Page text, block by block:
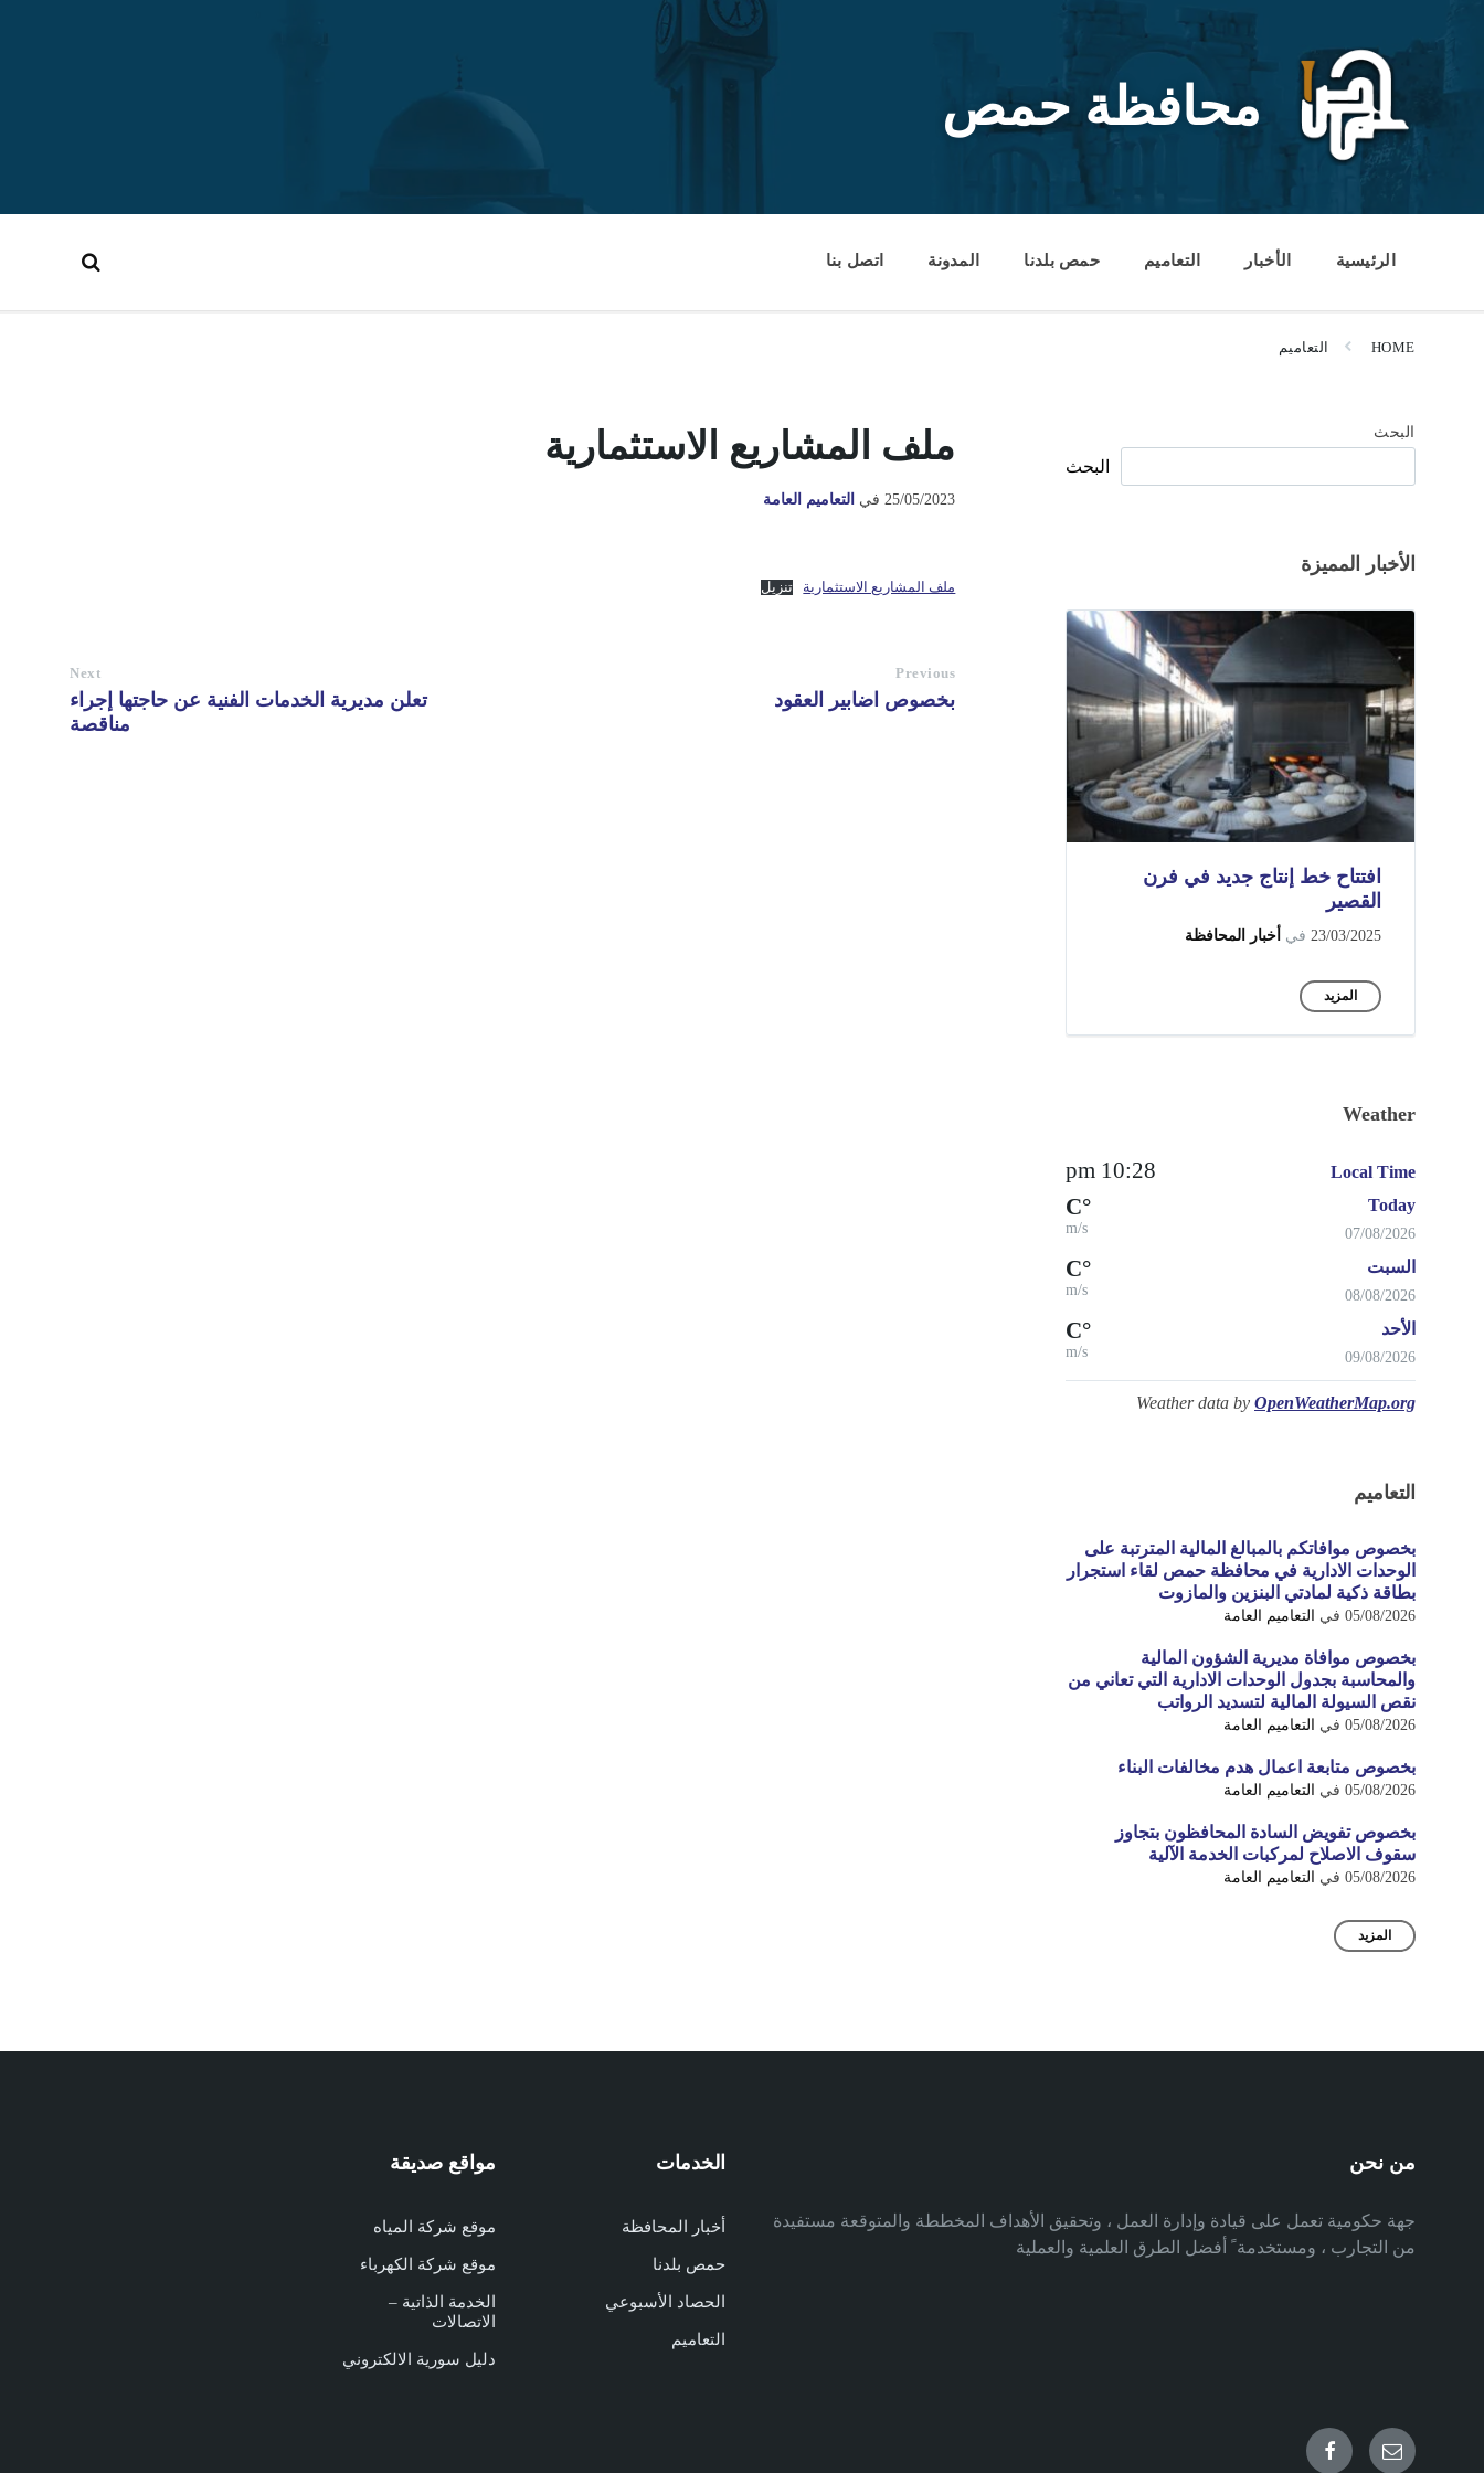
content
محافظة حمص
الرئيسية الأخبار التعاميم حمص بلدنا المدونة اتصل بنا
HOME التعاميم
ملف المشاريع الاستثمارية
25/05/2023 في التعاميم العامة
ملف المشاريع الاستثمارية تنزيل
Previous
بخصوص اضابير العقود
Next
تعلن مديرية الخدمات الفنية عن حاجتها إجراء
مناقصة
البحث
البحث
الأخبار المميزة
افتتاح خط إنتاج جديد في فرن
القصير
23/03/2025 في أخبار المحافظة
المزيد
Weather
Local Time
10:28 pm
Today
07/08/2026
°C
m/s
السبت
08/08/2026
°C
m/s
الأحد
09/08/2026
°C
m/s
Weather data by OpenWeatherMap.org
التعاميم
بخصوص موافاتكم بالمبالغ المالية المترتبة على
الوحدات الادارية في محافظة حمص لقاء استجرار
بطاقة ذكية لمادتي البنزين والمازوت
05/08/2026 في التعاميم العامة
بخصوص موافاة مديرية الشؤون المالية
والمحاسبة بجدول الوحدات الادارية التي تعاني من
نقص السيولة المالية لتسديد الرواتب
05/08/2026 في التعاميم العامة
بخصوص متابعة اعمال هدم مخالفات البناء
05/08/2026 في التعاميم العامة
بخصوص تفويض السادة المحافظون بتجاوز
سقوف الاصلاح لمركبات الخدمة الآلية
05/08/2026 في التعاميم العامة
المزيد
من نحن
جهة حكومية تعمل على قيادة وإدارة العمل ، وتحقيق الأهداف المخططة والمتوقعة مستفيدة
من التجارب ، ومستخدمة ً أفضل الطرق العلمية والعملية
الخدمات
أخبار المحافظة
حمص بلدنا
الحصاد الأسبوعي
التعاميم
مواقع صديقة
موقع شركة المياه
موقع شركة الكهرباء
الخدمة الذاتية –
الاتصالات
دليل سورية الالكتروني
Email
Facebook